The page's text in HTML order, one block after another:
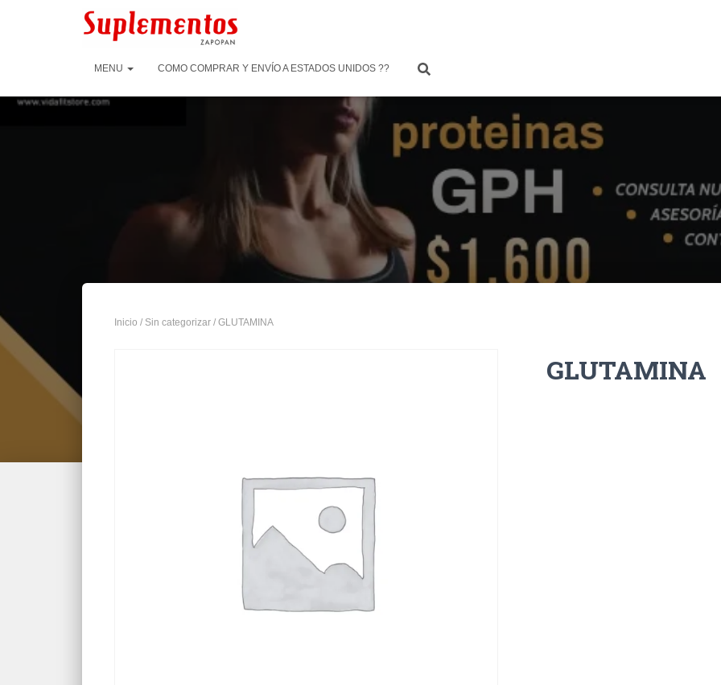
MENU COMO COMPRAR Y ENVÍO A ESTADOS UNIDOS ??
Inicio / Sin categorizar / GLUTAMINA
GLUTAMINA